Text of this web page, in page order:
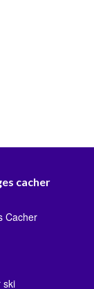
cacher
Cacher
ski